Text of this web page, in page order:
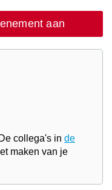
aan
collega's in de
maken van je